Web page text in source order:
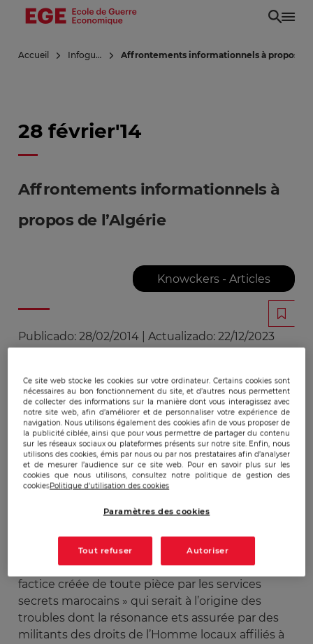
Aller
principal
Accueil Infoguerre Affrontements informationnels à propos de
28 février'14
Affrontements informationnels à
propos de l’Algérie
Knowckers - Articles
Publicado: 28/02/2014 Actualizado: 22/12/2023
L’Algérie est un enjeu majeur pour un certain
nombre de puissances qui ont des visées
géostratégiques sur l’Afrique (Etats-Unis, France,
Israël, Maroc, Grande Bretagne, Espagne, Italie,
Allemagne). Les ingérences des uns et des autres
font partie du lot quotidien de la vie politique
algérienne comme le démontre la récente
agents du Mossad impliqués dans l’agitation
dans la zone de Ghardaïa dans le sud du pays.
Certains journaux algériens dénoncent à ce
propos les agissements d’une «organisation
factice créée de toute pièce par les services
secrets marocains » qui serait à l’origine des
troubles dont la résonance ets assurée par des
militants des droits de l’Homme locaux affiliés à
Ce site web stocke les cookies sur votre ordinateur. Certains cookies sont
nécessaires au bon fonctionnement du site, et d’autres nous permettent
de collecter des informations sur la manière dont vous interagissez avec
notre site web, afin d’améliorer et de personnaliser votre expérience de
navigation. Nous utilisons également des cookies afin de vous proposer de
la publicité ciblée, ainsi que pour vous permettre de partager du contenu
sur les réseaux sociaux ou plateformes présents sur notre site. Enfin, nous
utilisons des cookies, émis par nous ou par nos prestataires afin d’analyser
et de mesurer l’audience sur ce site web. Pour en savoir plus sur les
cookies que nous utilisons, consultez notre politique de gestion des
cookiesPolitique d'utilisation des cookies
Paramètres des cookies
Tout refuser Autoriser